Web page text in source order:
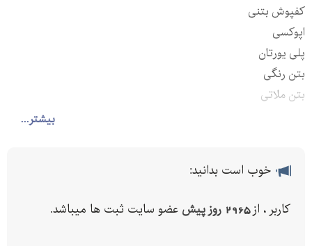
بیشتر...
کفپوش بتنی
اپوکسی
پلی یورتان
بتن رنگی
بتن ملاتی
با رزومه ای بسیار درخشان در زمینه کفسازی با کادری مجرب و
تعدادی از پروژه های انجام شده :
خوب است بدانید:
کاربر ، از2965 روز پیش عضو سایت ثبت ها میباشد.